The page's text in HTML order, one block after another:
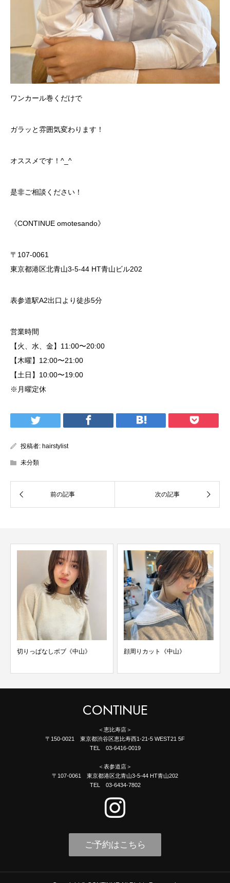
ワンカール巻くだけで
ガラッと雰囲気変わります！
オススメです！^_^
是非ご相談ください！
《CONTINUE omotesando》
〒107-0061
東京都港区北青山3-5-44 HT青山ビル202
表参道駅A2出口より徒歩5分
営業時間
【火、水、金】11:00〜20:00
【木曜】12:00〜21:00
【土日】10:00〜19:00
※月曜定休
投稿者: hairstylist
未分類
切りっぱなしボブ《中山》 顔周りカット《中山》
CONTINUE
＜恵比寿店＞
〒150-0021 東京都渋谷区恵比寿西1-21-5 WEST21 5F
TEL 03-6416-0019
＜表参道店＞
〒107-0061 東京都港区北青山3-5-44 HT青山202
TEL 03-6434-7802
ご予約はこちら